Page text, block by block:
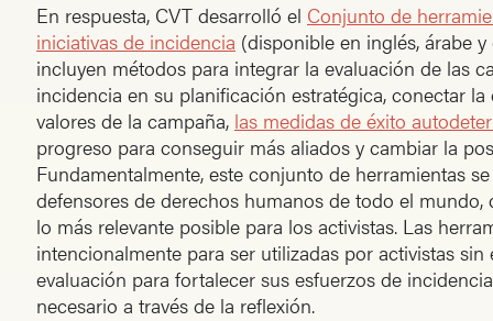
En respuesta, CVT desarrolló el Conjunto de
iniciativas de incidencia (disponible en inglés, árabe
incluyen métodos para integrar la evaluación de las
incidencia en su planificación estratégica, conectar
valores de la campaña, las medidas de éxito
progreso para conseguir más aliados y cambiar la
Fundamentalmente, este conjunto de herramientas
defensores de derechos humanos de todo el
lo más relevante posible para los activistas. Las
intencionalmente para ser utilizadas por activistas
evaluación para fortalecer sus esfuerzos de
necesario a través de la reflexión.